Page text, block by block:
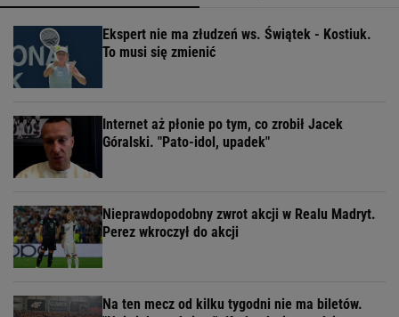
Ekspert nie ma złudzeń ws. Świątek - Kostiuk.
To musi się zmienić
Internet aż płonie po tym, co zrobił Jacek
Góralski. "Pato-idol, upadek"
Nieprawdopodobny zwrot akcji w Realu Madryt.
Perez wkroczył do akcji
Na ten mecz od kilku tygodni nie ma biletów.